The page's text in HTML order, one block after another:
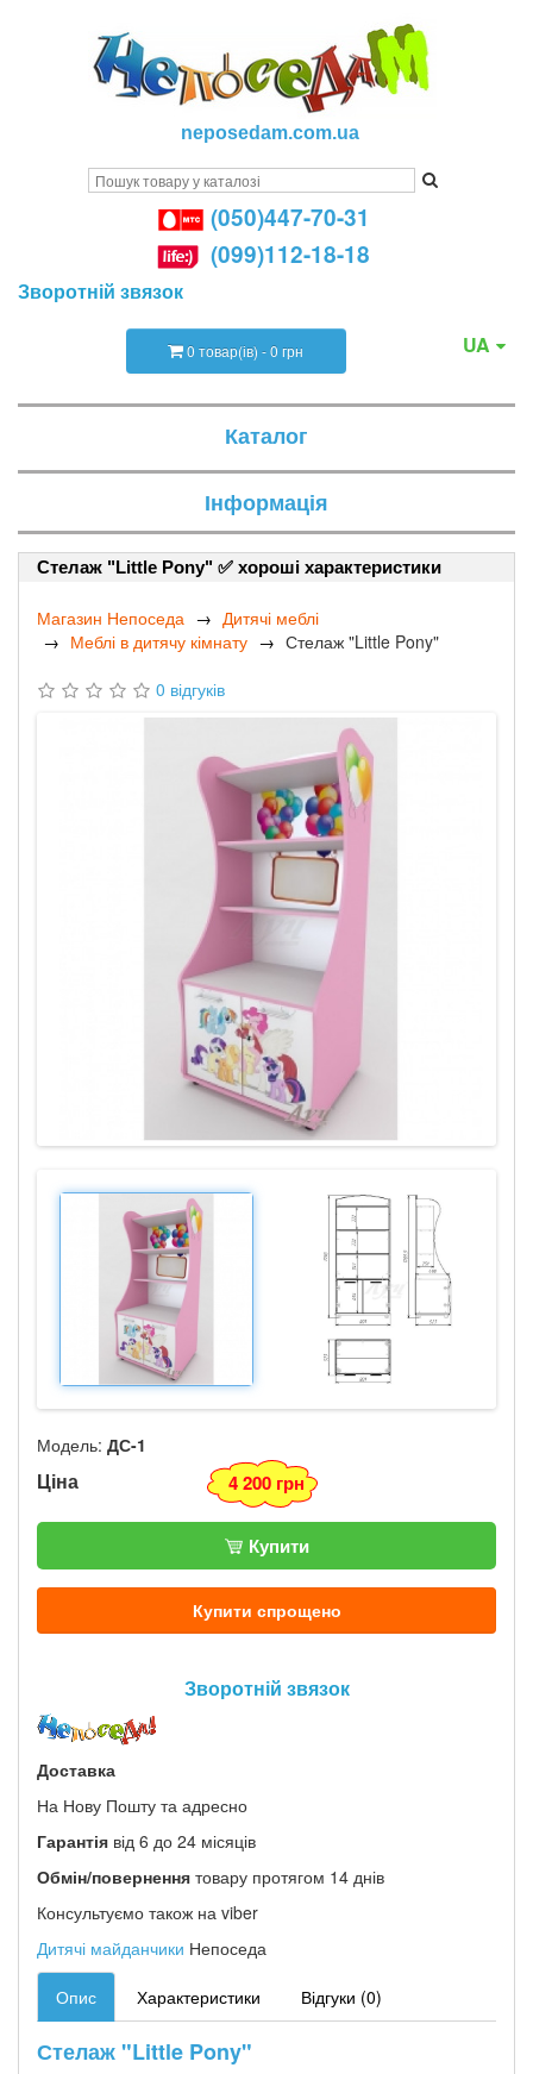
neposedam.com.ua
(050)447-70-31
(099)112-18-18
Зворотній звязок
UA
0 товар(ів) - 0 грн
Каталог
Інформація
Стелаж "Little Pony" ✅ хороші характеристики
Магазин Непоседа
Дитячі меблі
Меблі в дитячу кімнату
Стелаж "Little Pony"
0 відгуків
Модель: ДС-1
Ціна 4 200 грн
Купити
Купити спрощено
Зворотній звязок
Доставка
На Нову Пошту та адресно
Гарантія від 6 до 24 місяців
Обмін/повернення товару протягом 14 днів
Консультуємо також на viber
Дитячі майданчики Непоседа
Опис Характеристики Відгуки (0)
Стелаж "Little Pony"